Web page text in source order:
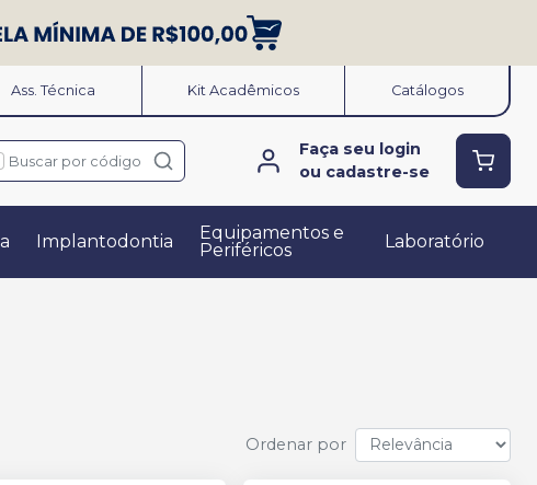
Ass. Técnica Kit Acadêmicos Catálogos
Buscar por código
Faça seu login
ou cadastre-se
Implantodontia
Equipamentos e
Periféricos
Laboratório
Ordenar por